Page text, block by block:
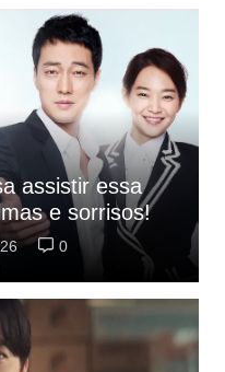
assistir essa
e sorrisos!
0